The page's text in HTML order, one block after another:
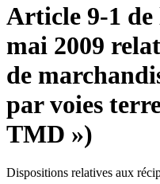
Article 9-1
mai 2009
de
par voies
TMD »)
Dispositions relatives aux